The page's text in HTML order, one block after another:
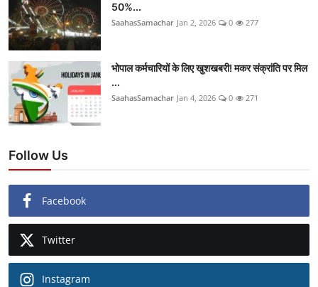
50%...
SaahasSamachar Jan 2, 2026 0 277
भोपाल कर्मचारियों के लिए खुशखबरी! मकर संक्रांति पर मिल
...
SaahasSamachar Jan 4, 2026 0 271
Follow Us
Facebook
Twitter
Instagram